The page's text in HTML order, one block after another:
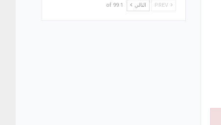
التالي 1 of 99